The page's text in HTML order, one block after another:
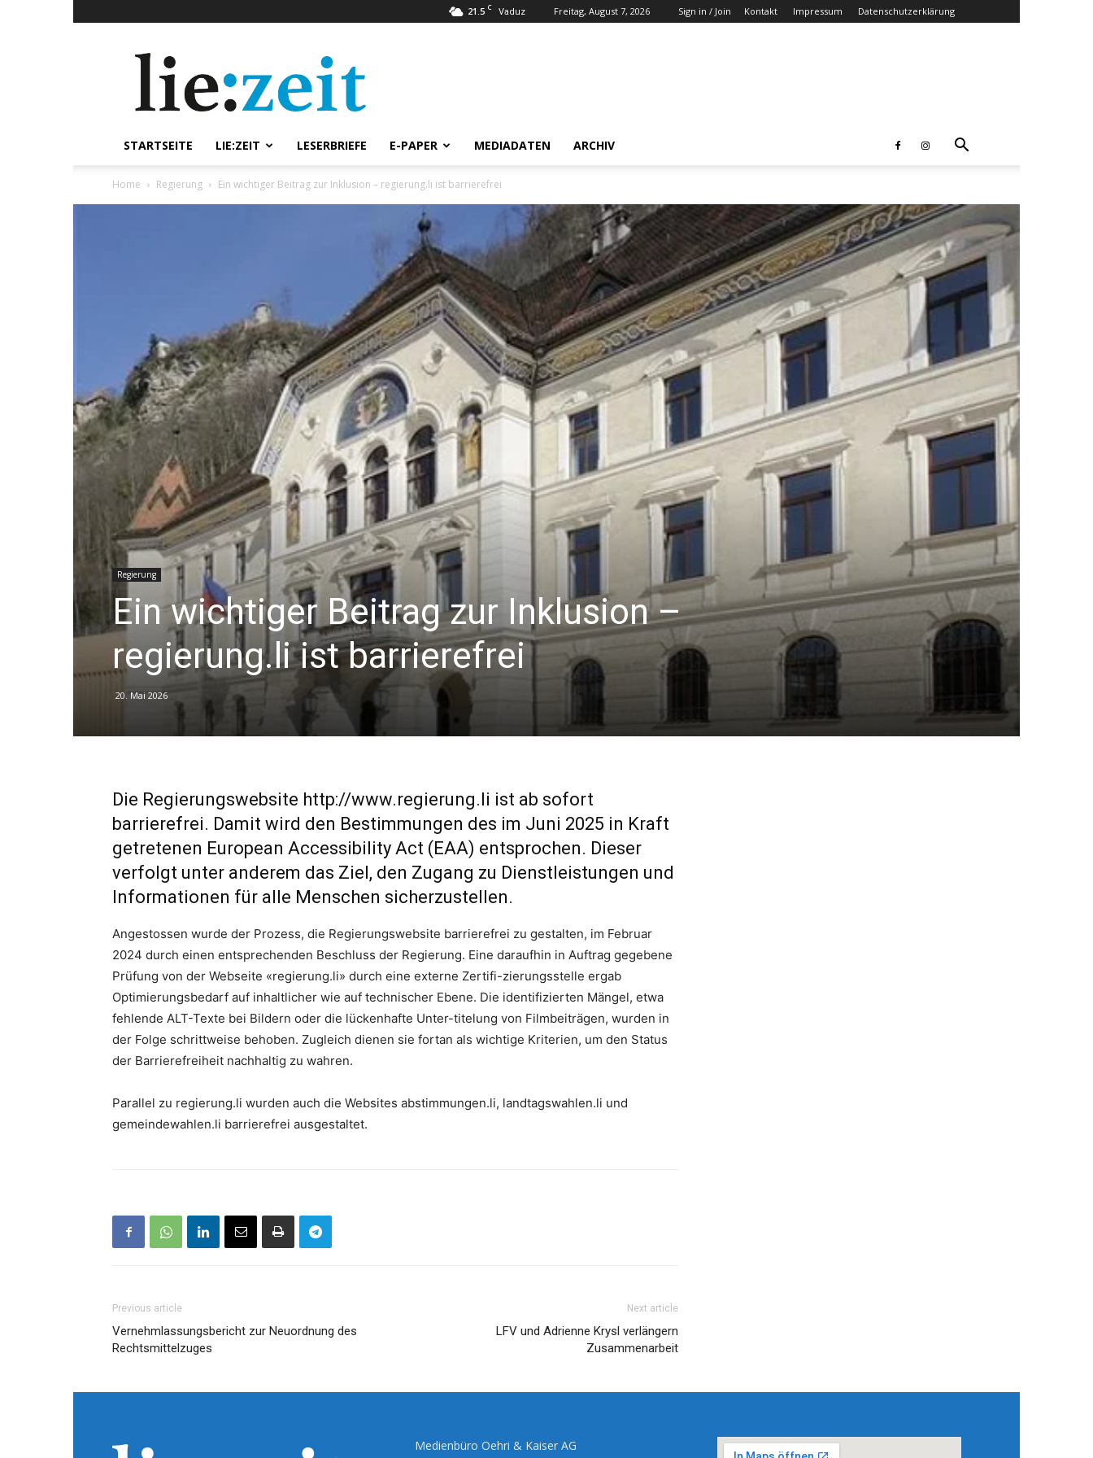
21.5 C Vaduz Freitag, August 7, 2026 Sign in / Join Kontakt Impressum Datenschutzerklärung
STARTSEITE LIE:ZEIT LESERBRIEFE E-PAPER MEDIADATEN ARCHIV
Home Regierung Ein wichtiger Beitrag zur Inklusion – regierung.li ist barrierefrei
Regierung
Ein wichtiger Beitrag zur Inklusion –
regierung.li ist barrierefrei
20. Mai 2026
Die Regierungswebsite http://www.regierung.li ist ab sofort
barrierefrei. Damit wird den Bestimmungen des im Juni 2025 in Kraft
getretenen European Accessibility Act (EAA) entsprochen. Dieser
verfolgt unter anderem das Ziel, den Zugang zu Dienstleistungen und
Informationen für alle Menschen sicherzustellen.
Angestossen wurde der Prozess, die Regierungswebsite barrierefrei zu gestalten, im Februar
2024 durch einen entsprechenden Beschluss der Regierung. Eine daraufhin in Auftrag gegebene
Prüfung von der Webseite «regierung.li» durch eine externe Zertifi-zierungsstelle ergab
Optimierungsbedarf auf inhaltlicher wie auf technischer Ebene. Die identifizierten Mängel, etwa
fehlende ALT-Texte bei Bildern oder die lückenhafte Unter-titelung von Filmbeiträgen, wurden in
der Folge schrittweise behoben. Zugleich dienen sie fortan als wichtige Kriterien, um den Status
der Barrierefreiheit nachhaltig zu wahren.
Parallel zu regierung.li wurden auch die Websites abstimmungen.li, landtagswahlen.li und
gemeindewahlen.li barrierefrei ausgestaltet.
Previous article
Vernehmlassungsbericht zur Neuordnung des
Rechtsmittelzuges
Next article
LFV und Adrienne Krysl verlängern
Zusammenarbeit
Medienbüro Oehri & Kaiser AG